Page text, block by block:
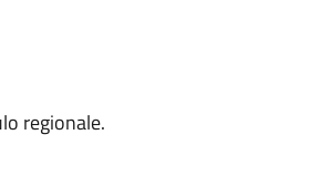
regionale.